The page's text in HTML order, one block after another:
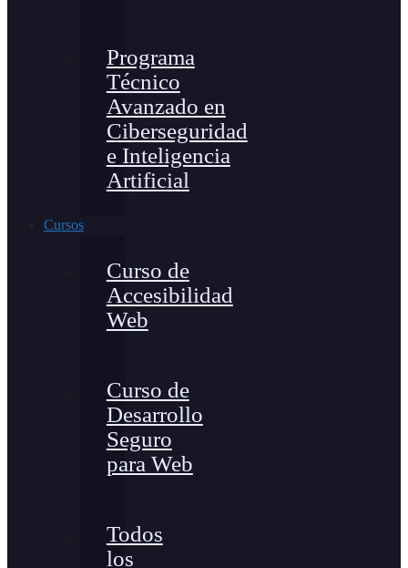
Programa
Técnico
Avanzado en
Ciberseguridad
e Inteligencia
Artificial
Cursos
Curso de
Accesibilidad
Web
Curso de
Desarrollo
Seguro
para Web
Todos
los